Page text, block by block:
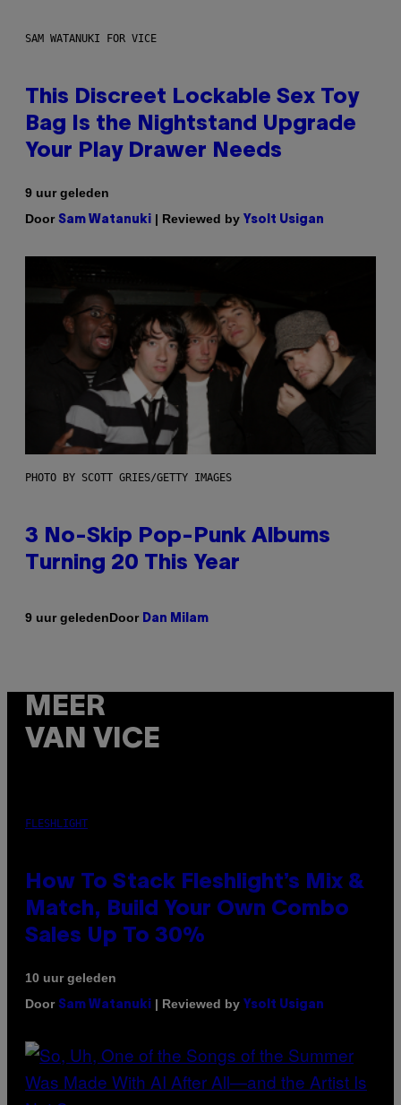
SAM WATANUKI FOR VICE
This Discreet Lockable Sex Toy
Bag Is the Nightstand Upgrade
Your Play Drawer Needs
9 uur geleden
Door Sam Watanuki | Reviewed by Ysolt Usigan
PHOTO BY SCOTT GRIES/GETTY IMAGES
3 No-Skip Pop-Punk Albums
Turning 20 This Year
9 uur geledenDoor Dan Milam
MEER
VAN VICE
FLESHLIGHT
How To Stack Fleshlight’s Mix &
Match, Build Your Own Combo
Sales Up To 30%
10 uur geleden
Door Sam Watanuki | Reviewed by Ysolt Usigan